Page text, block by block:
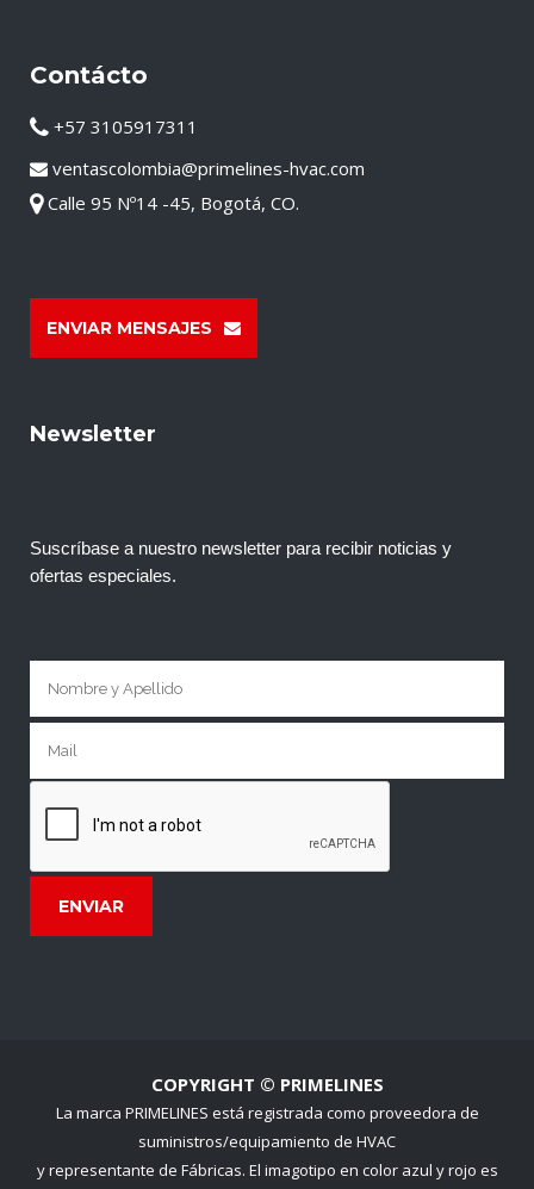
Contácto
+57 3105917311
ventascolombia@primelines-hvac.com
Calle 95 Nº14 -45, Bogotá, CO.
ENVIAR MENSAJES
Newsletter
Suscríbase a nuestro newsletter para recibir noticias y
ofertas especiales.
COPYRIGHT © PRIMELINES
La marca PRIMELINES está registrada como proveedora de
suministros/equipamiento de HVAC
y representante de Fábricas. El imagotipo en color azul y rojo es